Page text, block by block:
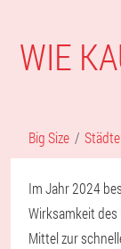
WIE
Big Size Städte
Im Jahr 2024
Wirksamkeit des
Mittel zur